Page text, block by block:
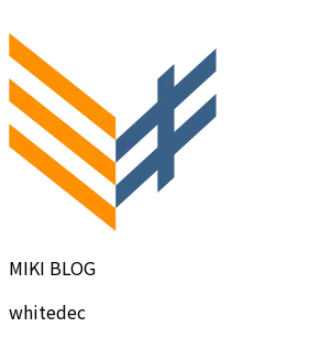
MIKI BLOG
whitedec